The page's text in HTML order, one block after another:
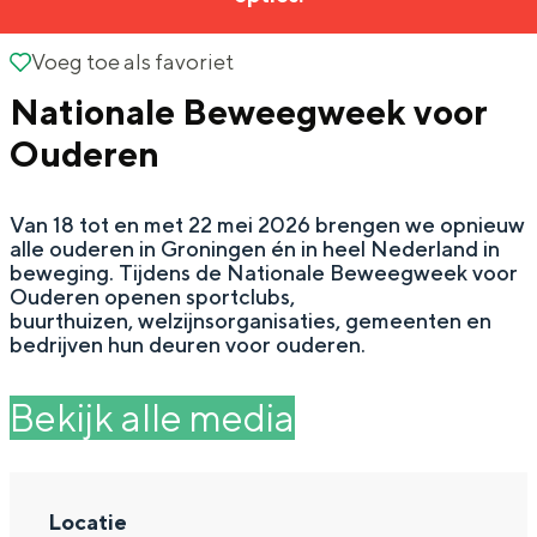
e
Zomerwandelingen in Groningen
Zwemplekken
Voeg toe als favoriet
Voeg toe als favoriet
Nationale Beweegweek voor
Ouderen
Van 18 tot en met 22 mei 2026 brengen we opnieuw
alle ouderen in Groningen én in heel Nederland in
beweging. Tijdens de Nationale Beweegweek voor
Ouderen openen sportclubs,
buurthuizen, welzijnsorganisaties, gemeenten en
bedrijven hun deuren voor ouderen.
Bekijk alle media
Locatie